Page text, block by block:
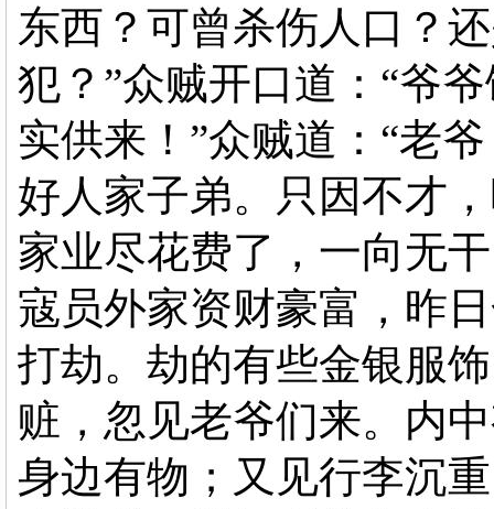
东西？可曾杀伤人口？
犯？”众贼开口道：“爷
实供来！”众贼道：“老
好人家子弟。只因不才
家业尽花费了，一向无
寇员外家资财豪富，昨
打劫。劫的有些金银服
赃，忽见老爷们来。内
身边有物；又见行李沉